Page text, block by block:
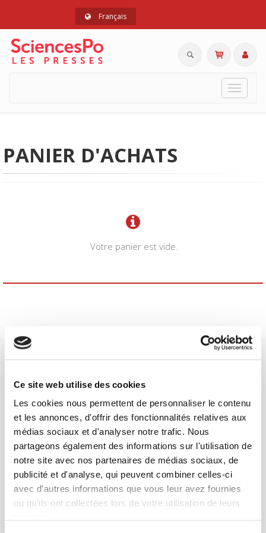
Ce site web utilise des cookies
Les cookies nous permettent de personnaliser le contenu
et les annonces, d'offrir des fonctionnalités relatives aux
médias sociaux et d'analyser notre trafic. Nous
partageons également des informations sur l'utilisation de
notre site avec nos partenaires de médias sociaux, de
publicité et d'analyse, qui peuvent combiner celles-ci
avec d'autres informations que vous leur avez fournies
ou qu'ils ont collectées lors de votre utilisation de leurs
Français
Toggle
PANIER D'ACHATS
Votre panier est vide.
Maison d'édition dédiée aux sciences humaines et sociales, les
Presses de Sciences Po participent depuis leur création en 1976
à la transmission des savoirs et des idéescontinuer
CONTACTS
FOREIGN RIGHTS